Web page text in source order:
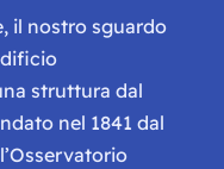
il nostro sguardo
struttura dal
nel 1841 dal